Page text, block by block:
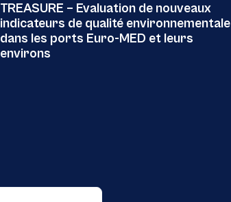
TREASURE – Evaluation de nouveaux
indicateurs de qualité environnementale
dans les ports Euro-MED et leurs
environs